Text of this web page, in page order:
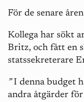
För de senare
Kollega har sökt
Britz, och fått en
statssekreterare
”I denna budget
andra åtgärder